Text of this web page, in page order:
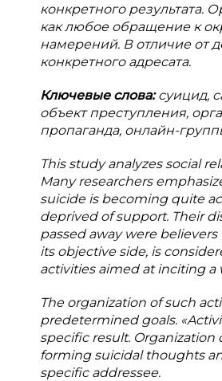
конкретного результата.
как любое обращение к
намерений. В отличие от
конкретного адресата.
Ключевые слова:суицид,
объект преступления,
пропаганда, онлайн-
This study analyzes social
Many researchers
suicide is becoming quite
deprived of support. Their
passed away were
its objective side, is
activities aimed at inciting a
The organization of such
predetermined goals.
specific result.
forming suicidal thoughts
specific addressee.